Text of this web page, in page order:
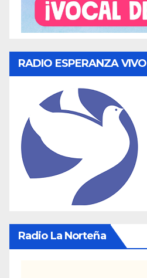
RADIO ESPERANZA VIVO
Radio La Norteña